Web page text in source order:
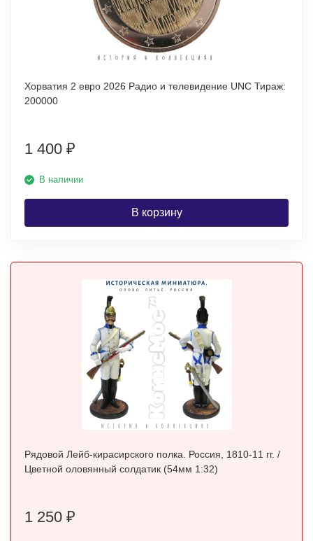
Хорватия 2 евро 2026 Радио и телевидение UNC Тираж:
200000
1 400 ₽
В наличии
В корзину
Рядовой Лейб-кирасирского полка. Россия, 1810-11 гг. /
Цветной оловянный солдатик (54мм 1:32)
1 250 ₽